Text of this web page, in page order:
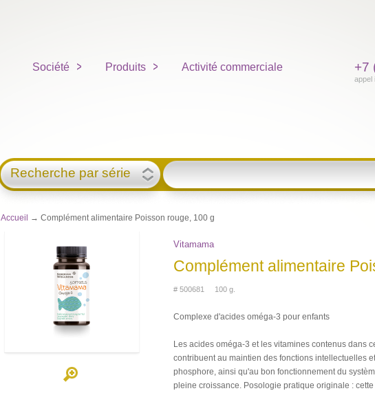
Société Produits Activité commerciale +7
appel
Recherche par série
Accueil → Complément alimentaire Poisson rouge, 100 g
Vitamama
Complément alimentaire
# 500681 100 g.
Complexe d'acides oméga-3 pour enfants
Les acides oméga-3 et les vitamines contenus dans
contribuent au maintien des fonctions intellectuelles
phosphore, ainsi qu'au bon fonctionnement du
pleine croissance. Posologie pratique originale :